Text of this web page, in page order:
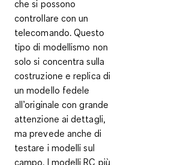
che si possono
controllare con un
telecomando. Questo
tipo di modellismo non
solo si concentra sulla
costruzione e replica di
un modello fedele
all’originale con grande
attenzione ai dettagli,
ma prevede anche di
testare i modelli sul
campo. I modelli RC più